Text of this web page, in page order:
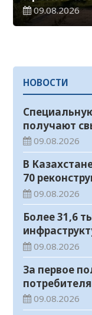
09.08.2026
НОВОСТИ
получают
занятых во
09.08.2026
В
70
09.08.2026
Более 31,6
с 09.08.2026
За первое
тенге
09.08.2026